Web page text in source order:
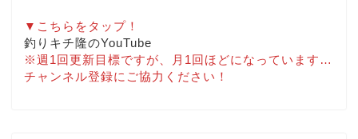
▼こちらをタップ！
釣りキチ隆のYouTube
※週1回更新目標ですが、月1回ほどになっています…
チャンネル登録にご協力ください！